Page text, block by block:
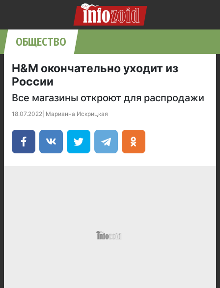
ОБЩЕСТВО
H&M окончательно уходит из
России
Все магазины откроют для распродажи
18.07.2022 Марианна Искрицкая